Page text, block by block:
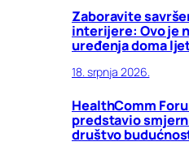
Zaboravite
interijere: Ovo je
uređenja doma
18. srpnja 2026.
HealthComm
predstavio
društvo